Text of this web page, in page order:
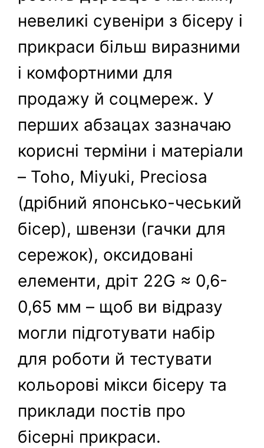
невеликі сувеніри з бісеру і
прикраси більш виразними
і комфортними для
продажу й соцмереж. У
перших абзацах зазначаю
корисні терміни і матеріали
– Toho, Miyuki, Preciosa
(дрібний японсько-чеський
бісер), швензи (гачки для
сережок), оксидовані
елементи, дріт 22G ≈ 0,6-
0,65 мм – щоб ви відразу
могли підготувати набір
для роботи й тестувати
кольорові мікси бісеру та
приклади постів про
бісерні прикраси.